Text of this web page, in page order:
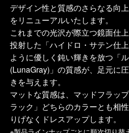
デザイン性と質感のさらなる向
をリニューアルいたします。
これまでの光沢が際立つ鏡面仕
投射した「ハイドロ・サテン仕
ように優しく鈍い輝きを放つ「
(LunaGray)」の質感が、足元に
きを与えます。
マットな質感は、マッドフラッ
ラック」どちらのカラーとも相
りげなくドレスアップします。